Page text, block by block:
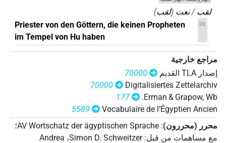
لقب / نعت (لقب)
DE
Priester von den Göttern, die keinen Propheten
im Tempel von Hu haben
مراجع خارجية
إصدار‏ ‏TLA‏ القديم
70000
Digitalisiertes Zettelarchiv
70000
Erman & Grapow, Wb.
177
Vocabulaire de l’Égyptien Ancien
5589
محرر (محررون):
AV Wortschatz der ägyptischen Sprache؛
مع مساهمات من قبل:
Simon D. Schweitzer، Andrea